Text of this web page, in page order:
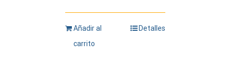
Añadir al
carrito
Detalles